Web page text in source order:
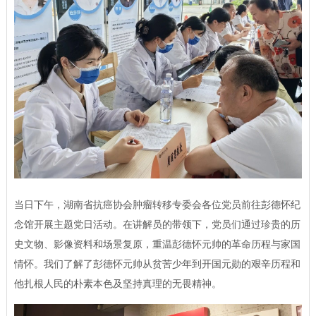
当日下午，湖南省抗癌协会肿瘤转移专委会各位党员前往彭德怀纪
念馆开展主题党日活动。在讲解员的带领下，党员们通过珍贵的历
史文物、影像资料和场景复原，重温彭德怀元帅的革命历程与家国
情怀。我们了解了彭德怀元帅从贫苦少年到开国元勋的艰辛历程和
他扎根人民的朴素本色及坚持真理的无畏精神。